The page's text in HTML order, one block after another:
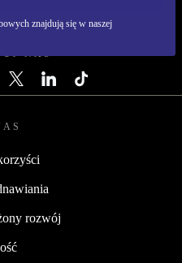
znajdują się w naszej
NAS
rozwój